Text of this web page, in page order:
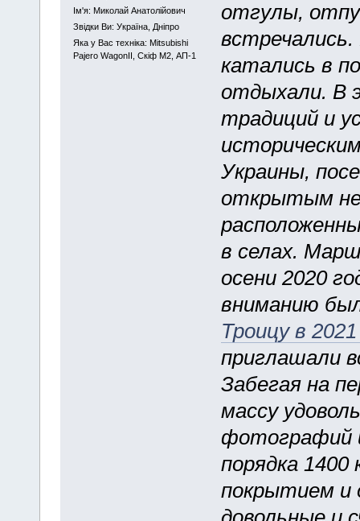
Iм'я: Миколай Анатолійович
Звідки Ви: Україна, Дніпро
Яка у Вас техніка: Mitsubishi
Pajero WagonII, Скіф М2, АП-1
отгулы,
катались в
отдыхали. В
традиций и
Украины,
открытым
в селах.
осени 2020
вниманию
Троицу в
приглашали
Забегая на
массу
фотографий
порядка
покрытием и